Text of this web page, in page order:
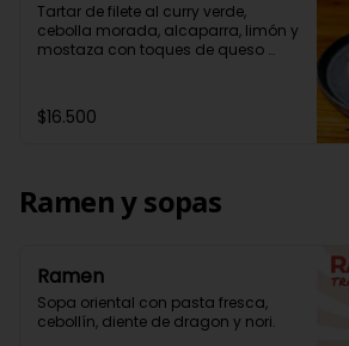
Tartar de filete al curry verde,
cebolla morada, alcaparra, limón y
mostaza con toques de queso
$16.500
Ramen y sopas
Ramen
Sopa oriental con pasta fresca,
cebollín, diente de dragon y nori.